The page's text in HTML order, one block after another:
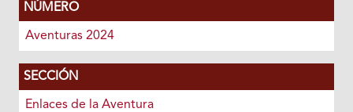
NÚMERO
Aventuras 2024
SECCIÓN
Enlaces de la Aventura